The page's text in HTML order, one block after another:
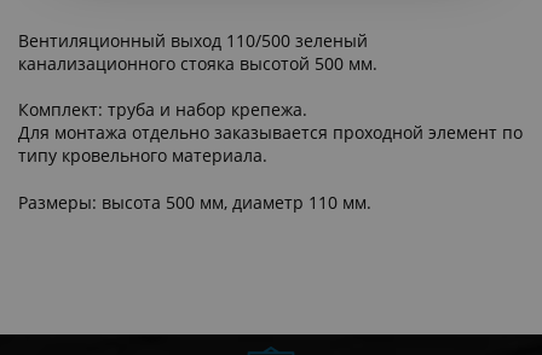
Вентиляционный выход 110/500 зеленый
канализационного стояка высотой 500 мм.
Комплект: труба и набор крепежа.
Для монтажа отдельно заказывается проходной элемент по
типу кровельного материала.
Размеры: высота 500 мм, диаметр 110 мм.